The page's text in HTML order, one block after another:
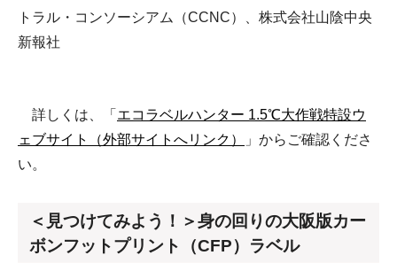
トラル・コンソーシアム（CCNC）、株式会社山陰中央
新報社
詳しくは、「 エコラベルハンター 1.5℃大作戦特設ウ
ェブサイト（外部サイトへリンク）
」からご確認くださ
い。
＜見つけてみよう！＞身の回りの大阪版カー
ボンフットプリント（CFP）ラベル